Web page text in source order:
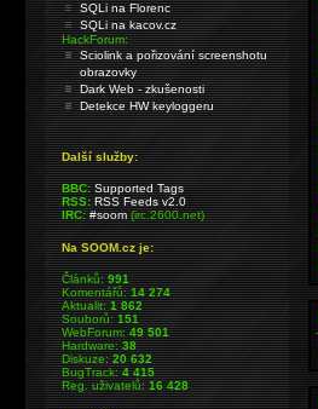
SQLi na Florenc
SQLi na kacov.cz
HackForum:
Sciolink a pořizování screenshotu
obrazovky
Dark Web - zkušenosti
Detekce HW keyloggeru
Další služby:
BBC: Supported Tags
RSS: RSS Feeds v2.0
IRC: #soom(irc.2600.net)
Na SOOM.cz je:
Článků:991
Komentářů:14 274
Aktualit:1 862
Souborů:151
WebForum:49 501
Hardware:38
Diskuze:20 632
BugTrack:4 415
Reg. uživatelů:16 428